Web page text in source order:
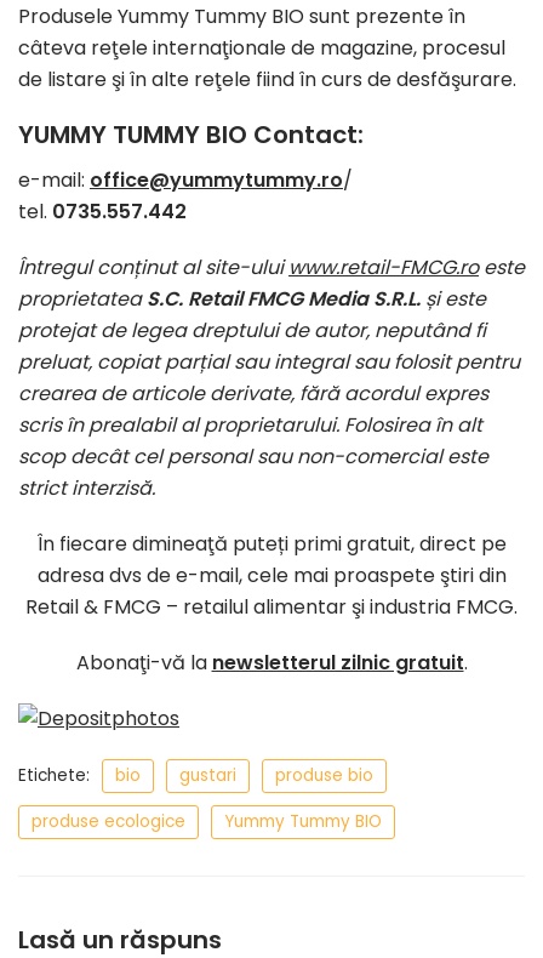
Produsele Yummy Tummy BIO sunt prezente în
câteva reţele internaţionale de magazine, procesul
de listare şi în alte reţele fiind în curs de desfăşurare.
YUMMY TUMMY BIO Contact:
e-mail: office@yummytummy.ro/
tel. 0735.557.442
Întregul conținut al site-uluiwww.retail-FMCG.roeste
proprietateaS.C. Retail FMCG Media S.R.L. și este
protejat de legea dreptului de autor, neputând fi
preluat, copiat parțial sau integral sau folosit pentru
crearea de articole derivate, fără acordul expres
scris în prealabil al proprietarului. Folosirea în alt
scop decât cel personal sau non-comercial este
strict interzisă.
În fiecare dimineaţă puteți primi gratuit, direct pe
adresa dvs de e-mail, cele mai proaspete ştiri din
Retail & FMCG – retailul alimentar şi industria FMCG.
Abonaţi-vă la newsletterul zilnic gratuit.
Etichete: bio gustari
produse bio
produse ecologice
Yummy Tummy BIO
Lasă un răspuns